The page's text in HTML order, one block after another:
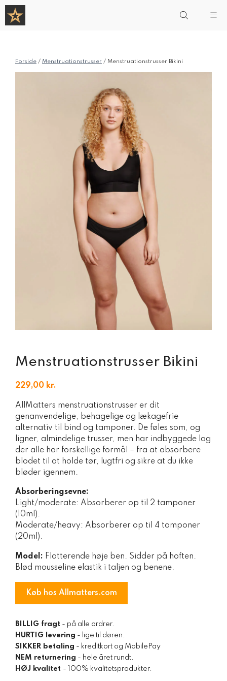
Hop
indhold
Forside / Menstruationstrusser / Menstruationstrusser Bikini
Menstruationstrusser Bikini
229,00 kr.
AllMatters menstruationstrusser er dit
genanvendelige, behagelige og lækagefrie
alternativ til bind og tamponer. De føles som, og
ligner, almindelige trusser, men har indbyggede lag
der alle har forskellige formål – fra at absorbere
blodet til at holde tør, lugtfri og sikre at du ikke
bløder igennem.
Absorberingsevne:
Light/moderate: Absorberer op til 2 tamponer
(10ml).
Moderate/heavy: Absorberer op til 4 tamponer
(20ml).
Model: Flatterende høje ben. Sidder på hoften.
Blød mousseline elastik i taljen og benene.
Køb hos Allmatters.com
BILLIG fragt - på alle ordrer.
HURTIG levering - lige til døren.
SIKKER betaling - kreditkort og MobilePay
NEM returnering - hele året rundt.
HØJ kvalitet - 100% kvalitetsprodukter.